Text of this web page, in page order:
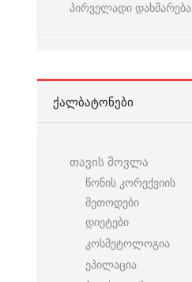
პირველადი დახმარება
ᲥᲐᲚᲑᲐᲢᲝᲜᲔᲑᲘ
თავის მოვლა
წონის კორექვიის
მეთოდები
დიეტები
კოსმეტოლოგია
ეპილაცია